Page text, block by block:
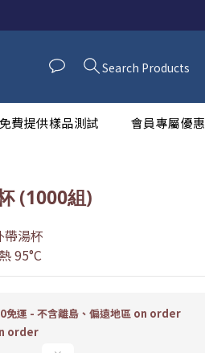
Search Products
免費提供樣品測試 會員專屬優惠
(1000組)
帶湯杯
95°C
免運 - 不含離島、偏遠地區 on order
order